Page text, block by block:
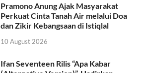
Pramono Anung Ajak Masyarakat
Perkuat Cinta Tanah Air melalui Doa
dan Zikir Kebangsaan di Istiqlal
10 August 2026
Ifan Seventeen Rilis “Apa Kabar